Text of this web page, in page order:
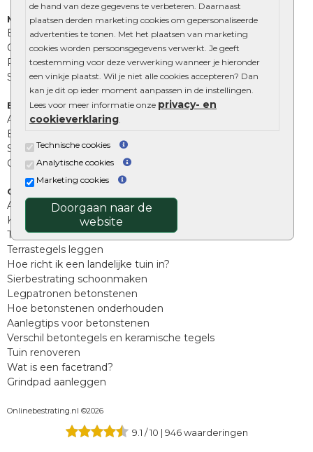
de hand van deze gegevens te verbeteren. Daarnaast
plaatsen derden marketing cookies om gepersonaliseerde
advertenties te tonen. Met het plaatsen van marketing
cookies worden persoonsgegevens verwerkt. Je geeft
toestemming voor deze verwerking wanneer je hieronder
een vinkje plaatst. Wil je niet alle cookies accepteren? Dan
kan je dit op ieder moment aanpassen in de instellingen.
Lees voor meer informatie onze privacy- en
cookieverklaring.
Technische cookies
Analytische cookies
Marketing cookies
Doorgaan naar de
website
Muurelementen
Betonbielzen
Opsluitbanden
Palissades
Stapelblokken
Extra benodigdheden
Afwatering en diversen
Beplantings en betonelementen
Split, grind en zand
Oprit tegels
Overig
Aanbiedingen
Kunstgras
Tuintegels outlet
Terrastegels leggen
Hoe richt ik een landelijke tuin in?
Sierbestrating schoonmaken
Legpatronen betonstenen
Hoe betonstenen onderhouden
Aanlegtips voor betonstenen
Verschil betontegels en keramische tegels
Tuin renoveren
Wat is een facetrand?
Grindpad aanleggen
Onlinebestrating.nl ©2026
9.1 / 10 | 946 waarderingen